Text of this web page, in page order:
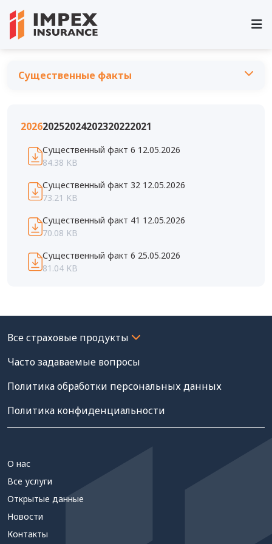
Существенные факты
Акционерам
Существенные факты
Общее собрание акционеров
Публичные мероприятия
Стратегия развития
Обращение граждан
Новости
Фото и видео
Часто задаваемые вопросы
Реквизиты Компании
202620252024202320222021
Существенный факт 6 12.05.2026
84.38 KB
Существенный факт 32 12.05.2026
73.21 KB
Существенный факт 41 12.05.2026
70.08 KB
Существенный факт 6 25.05.2026
81.04 KB
Часто задаваемые вопросы
Политика обработки персональных данных
Политика конфиденциальности
О нас
Все услуги
Открытые данные
Новости
Контакты